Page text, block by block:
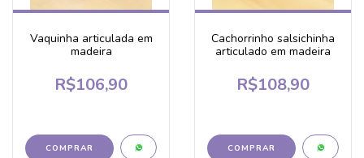
Vaquinha articulada em
madeira
R$106,90
Cachorrinho salsichinha
articulado em madeira
R$108,90